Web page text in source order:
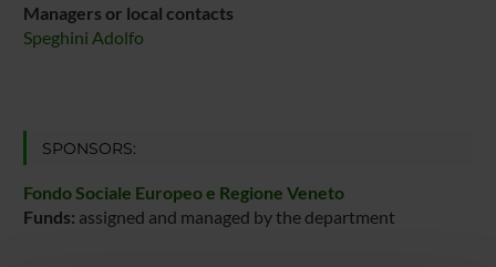
Managers or local contacts
Speghini Adolfo
SPONSORS:
Fondo Sociale Europeo e Regione Veneto
Funds: assigned and managed by the department